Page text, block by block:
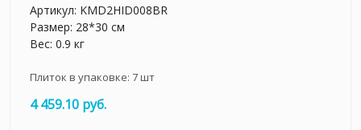
Артикул: KMD2HID008BR
Размер: 28*30 см
Вес: 0.9 кг
Плиток в упаковке: 7шт
4 459.10 руб.